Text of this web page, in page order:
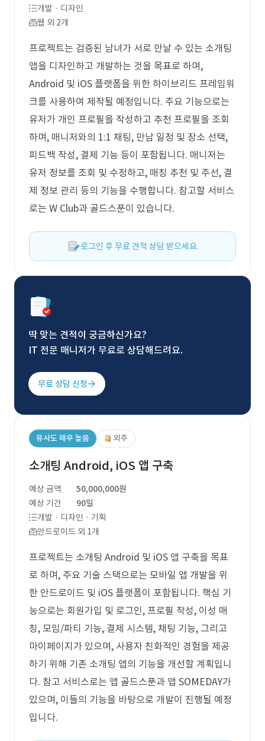
개발 · 디자인
웹 외 2개
프로젝트는 검증된 남녀가 서로 만날 수 있는 소개팅
앱을 디자인하고 개발하는 것을 목표로 하며,
Android 및 iOS 플랫폼을 위한 하이브리드 프레임워
크를 사용하여 제작될 예정입니다. 주요 기능으로는
유저가 개인 프로필을 작성하고 추천 프로필을 조회
하며, 매니저와의 1:1 채팅, 만남 일정 및 장소 선택,
피드백 작성, 결제 기능 등이 포함됩니다. 매니저는
유저 정보를 조회 및 수정하고, 매칭 추천 및 주선, 결
제 정보 관리 등의 기능을 수행합니다. 참고할 서비스
로는 W Club과 골드스푼이 있습니다.
로그인 후 무료 견적 상담 받으세요.
딱 맞는 견적이 궁금하신가요?
IT 전문 매니저가 무료로 상담해드려요.
무료 상담 신청
유사도 매우 높음 외주
소개팅 Android, iOS 앱 구축
예상 금액
50,000,000원
예상 기간
90일
개발 · 디자인 · 기획
안드로이드 외 1개
프로젝트는 소개팅 Android 및 iOS 앱 구축을 목표
로 하며, 주요 기술 스택으로는 모바일 앱 개발을 위
한 안드로이드 및 iOS 플랫폼이 포함됩니다. 핵심 기
능으로는 회원가입 및 로그인, 프로필 작성, 이성 매
칭, 모임/파티 기능, 결제 시스템, 채팅 기능, 그리고
마이페이지가 있으며, 사용자 친화적인 경험을 제공
하기 위해 기존 소개팅 앱의 기능을 개선할 계획입니
다. 참고 서비스로는 앱 골드스푼과 앱 SOMEDAY가
있으며, 이들의 기능을 바탕으로 개발이 진행될 예정
입니다.